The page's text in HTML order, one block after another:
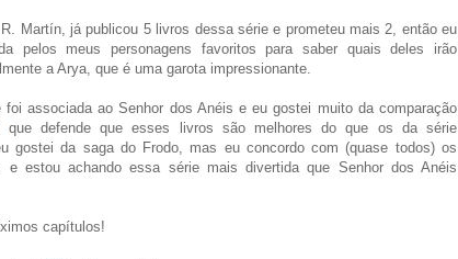
Martín, já publicou 5 livros dessa série e prometeu mais 2, então eu
pelos meus personagens favoritos para saber quais deles irão
a Arya, que é uma garota impressionante.
associada ao Senhor dos Anéis e eu gostei muito da comparação
que defende que esses livros são melhores do que os da série
gostei da saga do Frodo, mas eu concordo com (quase todos) os
e estou achando essa série mais divertida que Senhor dos Anéis
capítulos!